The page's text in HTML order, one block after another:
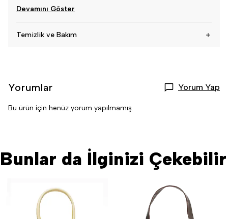
Devamını Göster
Temizlik ve Bakım
Yorumlar Yorum Yap
Bu ürün için henüz yorum yapılmamış.
Bunlar da İlginizi Çekebilir